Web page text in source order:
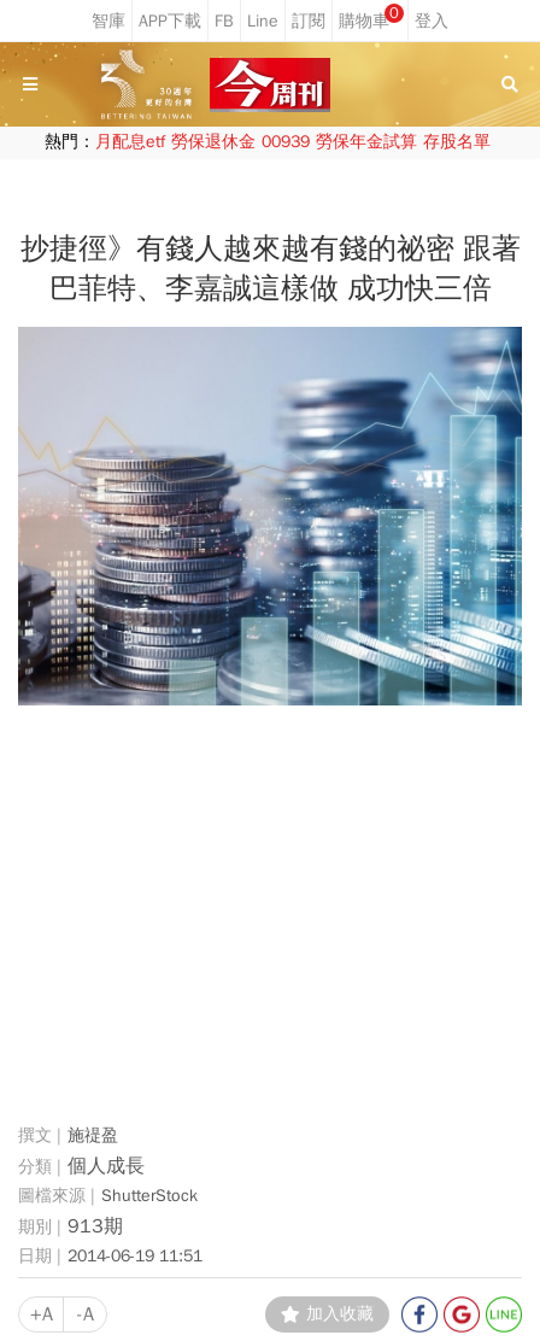
0
熱門： 月配息etf 勞保退休金 00939 勞保年金試算 存股名單
抄捷徑》有錢人越來越有錢的祕密 跟著
巴菲特、李嘉誠這樣做 成功快三倍
施禔盈
個人成長
ShutterStock
913期
2014-06-19 11:51
+A -A 加入收藏